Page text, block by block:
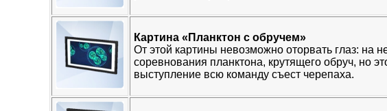
Картина «Планктон с обручем»
От этой картины невозможно оторвать глаз: на
соревнования планктона, крутящего обруч, но
выступление всю команду съест черепаха.